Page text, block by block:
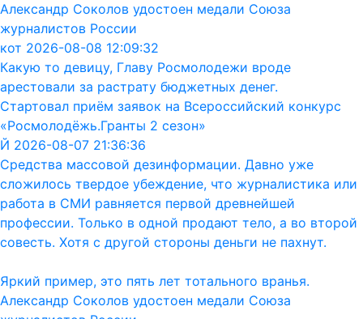
Александр Соколов удостоен медали Союза
журналистов России
кот 2026-08-08 12:09:32
Какую то девицу, Главу Росмолодежи вроде
арестовали за растрату бюджетных денег.
Стартовал приём заявок на Всероссийский конкурс
«Росмолодёжь.Гранты 2 сезон»
Й 2026-08-07 21:36:36
Средства массовой дезинформации. Давно уже
сложилось твердое убеждение, что журналистика или
работа в СМИ равняется первой древнейшей
профессии. Только в одной продают тело, а во второй
совесть. Хотя с другой стороны деньги не пахнут.
Яркий пример, это пять лет тотального вранья.
Александр Соколов удостоен медали Союза